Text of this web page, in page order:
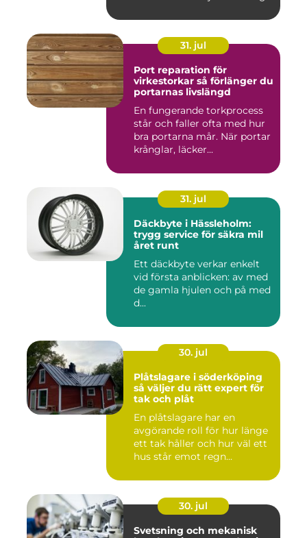
31. jul
Port reparation för
virkestorkar så förlänger du
portarnas livslängd
En fungerande torkprocess
står och faller ofta med hur
bra portarna mår. När portar
krånglar, läcker...
31. jul
Däckbyte i Hässleholm:
trygg service för säkra mil
året runt
Ett däckbyte verkar enkelt
vid första anblicken: av med
de gamla hjulen och på med
d...
30. jul
Plåtslagare i söderköping
så väljer du rätt expert för
tak och plåt
En plåtslagare har en
avgörande roll för hur länge
ett tak håller och hur väl ett
hus står emot regn...
30. jul
Svetsning och mekanisk